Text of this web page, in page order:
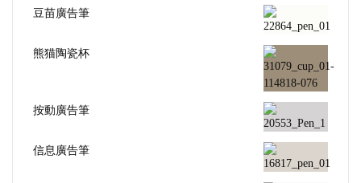
豆苗廣告筆
熊猫陶瓷杯
按動廣告筆
信息廣告筆